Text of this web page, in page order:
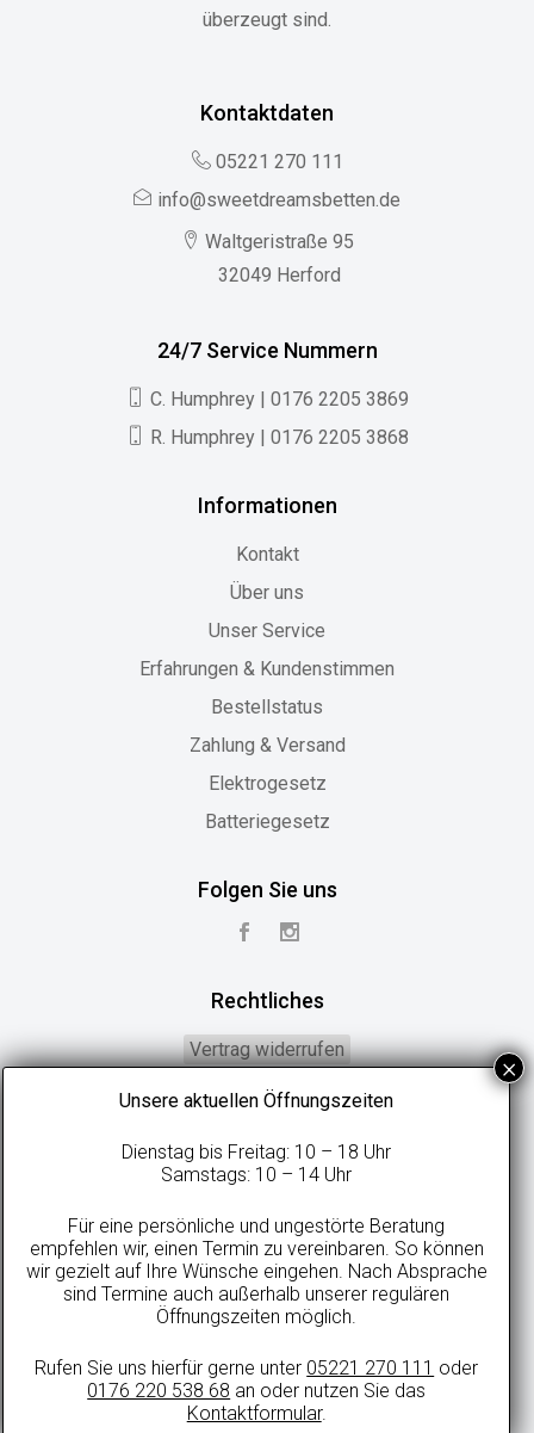
überzeugt sind.
Kontaktdaten
05221 270 111
info@sweetdreamsbetten.de
Waltgeristraße 95
32049 Herford
24/7 Service Nummern
C. Humphrey | 0176 2205 3869
R. Humphrey | 0176 2205 3868
Informationen
Kontakt
Über uns
Unser Service
Erfahrungen & Kundenstimmen
Bestellstatus
Zahlung & Versand
Elektrogesetz
Batteriegesetz
Folgen Sie uns
Rechtliches
Vertrag widerrufen
Widerrufsbelehrung
Datenschutzerklärung
Impressum
Versandkosten.
© 2021 sweetdreamsbetten.de
Unsere aktuellen Öffnungszeiten
Dienstag bis Freitag: 10 – 18 Uhr
Samstags: 10 – 14 Uhr
Für eine persönliche und ungestörte Beratung
empfehlen wir, einen Termin zu vereinbaren. So können
wir gezielt auf Ihre Wünsche eingehen. Nach Absprache
sind Termine auch außerhalb unserer regulären
Öffnungszeiten möglich.
Rufen Sie uns hierfür gerne unter 05221 270 111 oder
0176 220 538 68 an oder nutzen Sie das
Kontaktformular.